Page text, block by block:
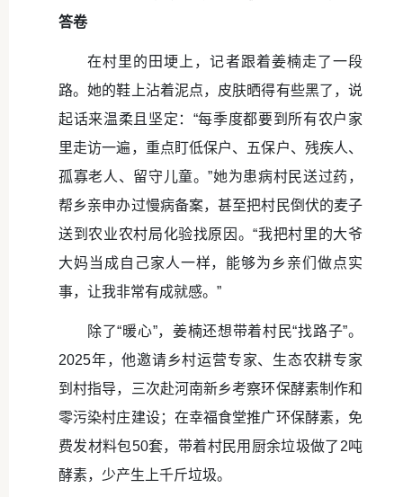
答卷
在村里的田埂上，记者跟着姜楠走了一段
路。她的鞋上沾着泥点，皮肤晒得有些黑了，说
起话来温柔且坚定：“每季度都要到所有农户家
里走访一遍，重点盯低保户、五保户、残疾人、
孤寡老人、留守儿童。”她为患病村民送过药，
帮乡亲申办过慢病备案，甚至把村民倒伏的麦子
送到农业农村局化验找原因。“我把村里的大爷
大妈当成自己家人一样，能够为乡亲们做点实
事，让我非常有成就感。”
除了“暖心”，姜楠还想带着村民“找路子”。
2025年，他邀请乡村运营专家、生态农耕专家
到村指导，三次赴河南新乡考察环保酵素制作和
零污染村庄建设；在幸福食堂推广环保酵素，免
费发材料包50套，带着村民用厨余垃圾做了2吨
酵素，少产生上千斤垃圾。